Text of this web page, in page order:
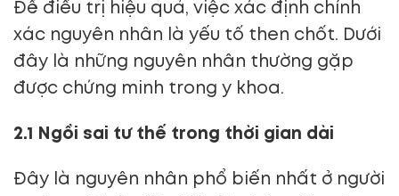
Để điều trị hiệu quả, việc xác định chính
xác nguyên nhân là yếu tố then chốt. Dưới
đây là những nguyên nhân thường gặp
được chứng minh trong y khoa.
2.1 Ngồi sai tư thế trong thời gian dài
Đây là nguyên nhân phổ biến nhất ở người